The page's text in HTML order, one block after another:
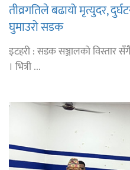
तीव्रगतिले बढायो मृत्युदर,
घुमाउरो सडक
इटहरी : सडक सञ्जालको
। भित्री ...